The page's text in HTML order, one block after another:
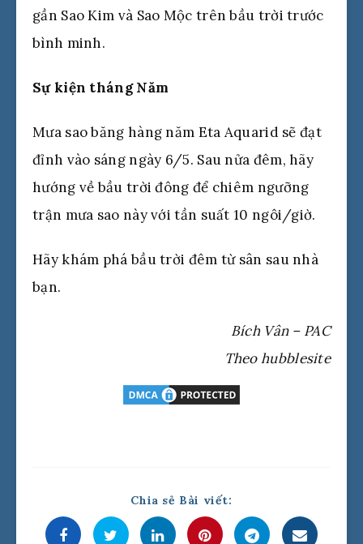
gần Sao Kim và Sao Mộc trên bầu trời trước
bình minh.
Sự kiện tháng Năm
Mưa sao băng hàng năm Eta Aquarid sẽ đạt
đỉnh vào sáng ngày 6/5. Sau nửa đêm, hãy
hướng về bầu trời đông để chiêm ngưỡng
trận mưa sao này với tần suất 10 ngôi/giờ.
Hãy khám phá bầu trời đêm từ sân sau nhà
bạn.
Bích Vân – PAC
Theo hubblesite
Chia sẻ Bài viết: